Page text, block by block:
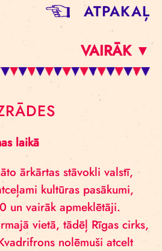
ATPAKAĻ
VAIRĀK ▼
laikā
ārkārtas stāvokli valstī,
kultūras pasākumi,
un vairāk apmeklētāji.
vietā, tādēļ Rīgas cirks,
nolēmuši atcelt